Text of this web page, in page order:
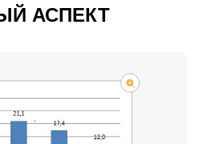
АСПЕКТ